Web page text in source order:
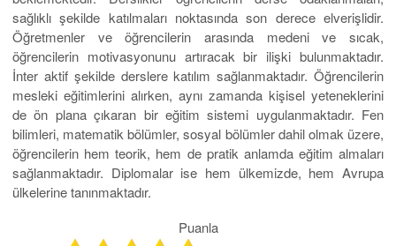
sağlıklı şekilde katılmaları noktasında son derece elverişlidir.
Öğretmenler ve öğrencilerin arasında medeni ve sıcak,
öğrencilerin motivasyonunu artıracak bir ilişki bulunmaktadır.
İnter aktif şekilde derslere katılım sağlanmaktadır. Öğrencilerin
mesleki eğitimlerini alırken, aynı zamanda kişisel yeteneklerini
de ön plana çıkaran bir eğitim sistemi uygulanmaktadır. Fen
bilimleri, matematik bölümler, sosyal bölümler dahil olmak üzere,
öğrencilerin hem teorik, hem de pratik anlamda eğitim almaları
sağlanmaktadır. Diplomalar ise hem ülkemizde, hem Avrupa
ülkelerine tanınmaktadır.
Puanla